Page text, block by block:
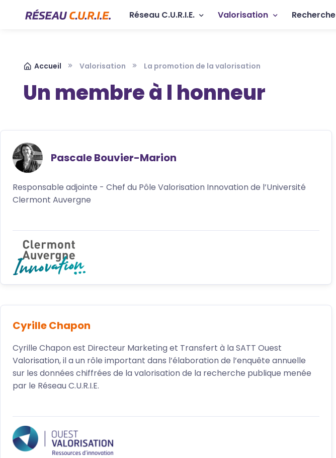
Navigation principale
Réseau C.U.R.I.E. Valorisation Recherche
Accueil Valorisation La promotion de la valorisation
Un membre à l honneur
Pascale Bouvier-Marion
Responsable adjointe - Chef du Pôle Valorisation Innovation de l’Université
Clermont Auvergne
Cyrille Chapon
Cyrille Chapon est Directeur Marketing et Transfert à la SATT Ouest
Valorisation, il a un rôle important dans l’élaboration de l’enquête annuelle
sur les données chiffrées de la valorisation de la recherche publique menée
par le Réseau C.U.R.I.E.